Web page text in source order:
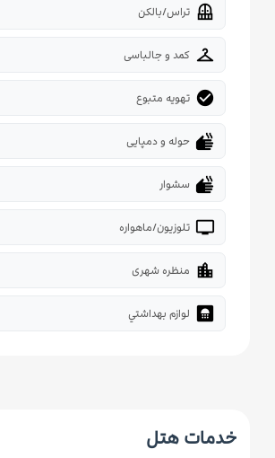
balcony تراس/بالکن
checkroom کمد و جالباسی
check_circle تهویه متبوع
dry حوله و دمپایی
dry سشوار
tv تلوزیون/ماهواره
location_city منظره شهری
bathroom لوازم بهداشتي
خدمات هتل